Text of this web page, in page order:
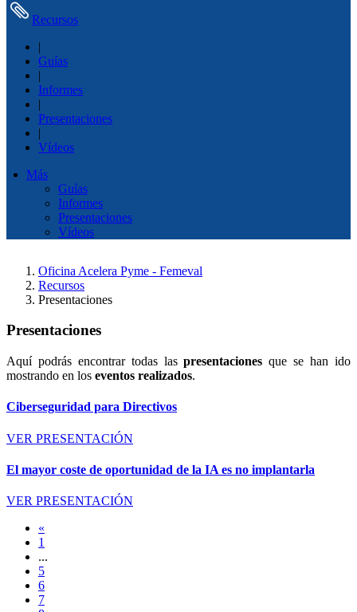
Recursos
|
Guías
|
Informes
|
Presentaciones
|
Vídeos
Más
Guías
Informes
Presentaciones
Vídeos
Oficina Acelera Pyme - Femeval
Recursos
Presentaciones
Presentaciones
Aquí podrás encontrar todas laspresentaciones que se han ido
mostrando en los eventos realizados.
Ciberseguridad para Directivos
VER PRESENTACIÓN
El mayor coste de oportunidad de la IA es no implantarla
VER PRESENTACIÓN
«
1
...
5
6
7